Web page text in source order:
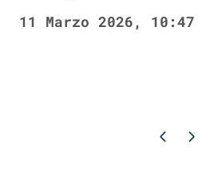
11 Marzo 2026, 10:47
Pagina precedente
Pagina